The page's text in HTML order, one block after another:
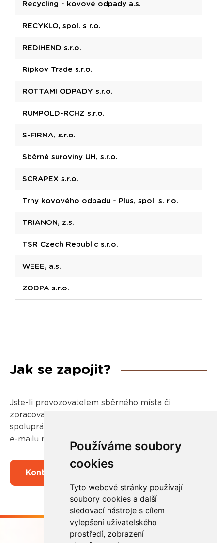
Používáme soubory
cookies
Tyto webové stránky používají
soubory cookies a další
sledovací nástroje s cílem
vylepšení uživatelského
prostředí, zobrazení
Recycling - kovové odpady a.s.
RECYKLO, spol. s r.o.
REDIHEND s.r.o.
Ripkov Trade s.r.o.
ROTTAMI ODPADY s.r.o.
RUMPOLD-RCHZ s.r.o.
S-FIRMA, s.r.o.
Sběrné suroviny UH, s.r.o.
SCRAPEX s.r.o.
Trhy kovového odpadu - Plus, spol. s. r.o.
TRIANON, z.s.
TSR Czech Republic s.r.o.
WEEE, a.s.
ZODPA s.r.o.
Jak se zapojit?
Jste-li provozovatelem sběrného místa či
zpracovatel a máte-li dotaz nebo zájem o
spolupráci, kontaktujte naše regionální zástupci na
e-mailu regiony@rema.cloud
Kontaktujte nás